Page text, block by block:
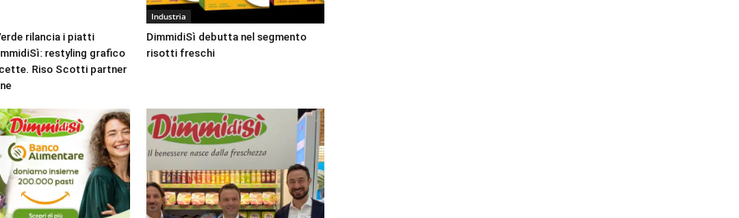
rilancia i piatti
restyling grafico
Riso Scotti partner
Industria
DimmidiSì debutta nel segmento
risotti freschi